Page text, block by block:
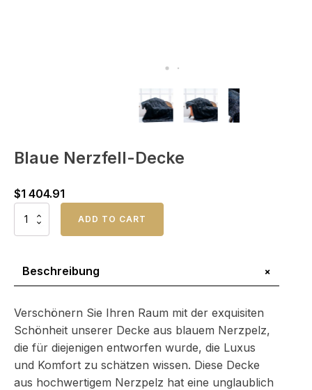
Blaue Nerzfell-Decke
$1 404.91
Blaue
ADD TO CART
Beschreibung +
Verschönern Sie Ihren Raum mit der exquisiten
Schönheit unserer Decke aus blauem Nerzpelz,
die für diejenigen entworfen wurde, die Luxus
und Komfort zu schätzen wissen. Diese Decke
aus hochwertigem Nerzpelz hat eine unglaublich